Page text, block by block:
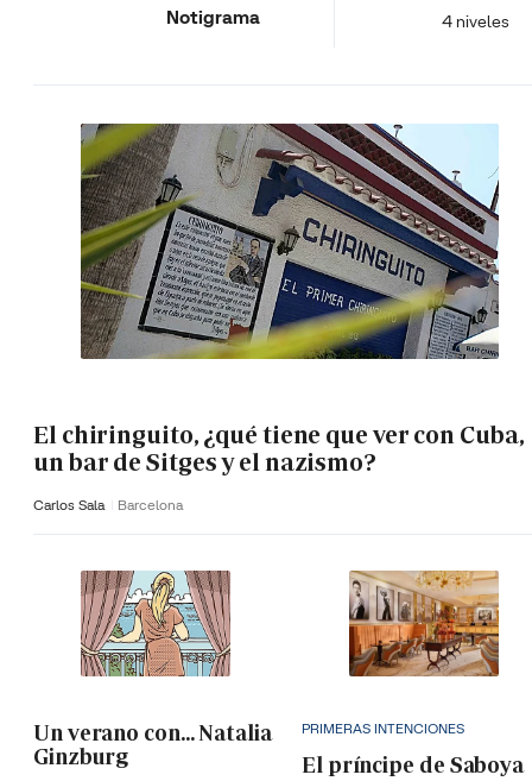
Notigrama 4 niveles
El chiringuito, ¿qué tiene que ver con Cuba,
un bar de Sitges y el nazismo?
Carlos Sala Barcelona
Un verano con... Natalia
Ginzburg
PRIMERAS INTENCIONES
El príncipe de Saboya